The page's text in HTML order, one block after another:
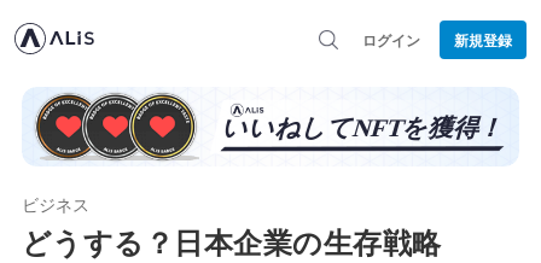
ログイン 新規登録
ビジネス
どうする？日本企業の生存戦略